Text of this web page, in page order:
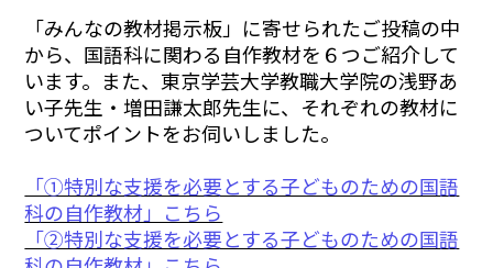
「みんなの教材掲示板」に寄せられたご投稿の中
から、国語科に関わる自作教材を６つご紹介して
います。また、東京学芸大学教職大学院の浅野あ
い子先生・増田謙太郎先生に、それぞれの教材に
ついてポイントをお伺いしました。
「①特別な支援を必要とする子どものための国語
科の自作教材」こちら
「②特別な支援を必要とする子どものための国語